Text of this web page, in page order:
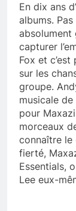
En dix ans
albums.
absolument
capturer
Fox et
sur les
groupe.
musicale
pour
morceaux
connaître le
fierté,
Essentials,
Lee eux-